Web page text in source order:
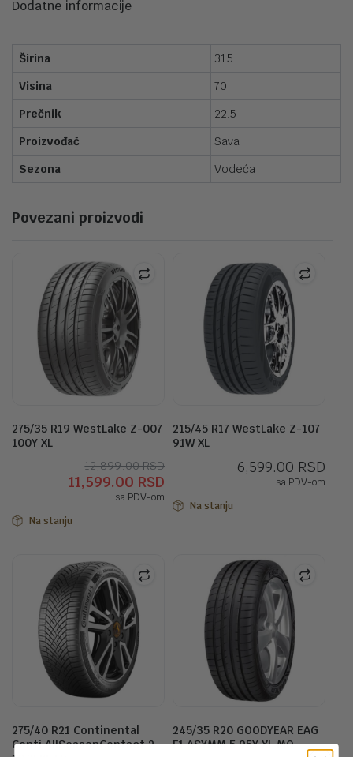
Dodatne informacije
Širina
315
Visina
70
Prečnik
22.5
Proizvođač
Sava
Sezona
Vodeća
Povezani proizvodi
275/35 R19 WestLake Z-007
100Y XL
12,899.00RSDOriginalna
cena
je
11,599.00 RSD
Trenutna
cena
je:
sa PDV-om
Na stanju
215/45 R17 WestLake Z-107
91W XL
6,599.00 RSD
sa PDV-om
Na stanju
275/40 R21 Continental
Conti AllSeasonContact 2
245/35 R20 GOODYEAR EAG
F1 ASYMM 5 95Y XL MO